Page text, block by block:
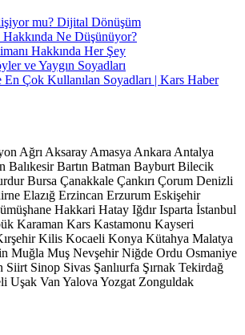
mu? Dijital Dönüşüm
Ne Düşünüyor?
Hakkında Her Şey
ve Yaygın Soyadları
Çok Kullanılan Soyadları | Kars Haber
Ağrı Aksaray Amasya Ankara Antalya
Balıkesir Bartın Batman Bayburt Bilecik
Bursa Çanakkale Çankırı Çorum Denizli
Elazığ Erzincan Erzurum Eskişehir
Hakkari Hatay Iğdır Isparta İstanbul
Karaman Kars Kastamonu Kayseri
Kilis Kocaeli Konya Kütahya Malatya
Muğla Muş Nevşehir Niğde Ordu Osmaniye
Siirt Sinop Sivas Şanlıurfa Şırnak Tekirdağ
Uşak Van Yalova Yozgat Zonguldak